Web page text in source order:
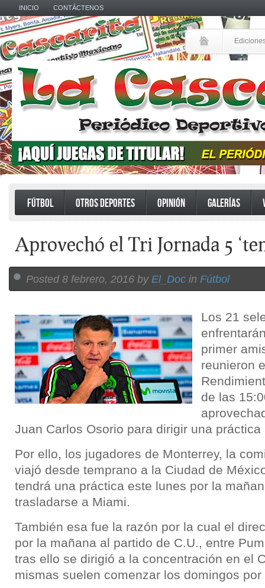
INICIO CONTÁCTENOS
FÚTBOL OTROS DEPORTES OPINIÓN GALERÍAS
Aprovechó el Tri Jornada 5
Posted 8 febrero, 2016 by El_Doc in Fútbol
Los 21
primer
reunieron
de las
Juan Carlos Osorio para dirigir una práctica
Por ello, los jugadores de Monterrey, la
viajó desde temprano a la Ciudad de
tendrá una práctica este lunes por la
trasladarse a Miami.
También esa fue la razón por la cual el
por la mañana al partido de C.U., entre
tras ello se dirigió a la concentración en el
mismas suelen comenzar los domingos